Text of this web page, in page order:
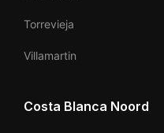
Torrevieja
Villamartin
Costa Blanca Noord